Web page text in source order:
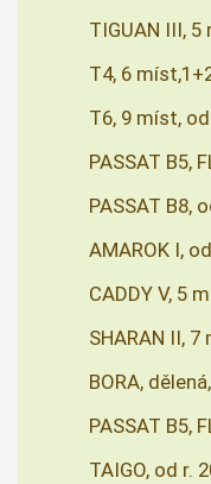
TIGUAN III,
T4, 6
T6, 9 míst,
PASSAT B5,
PASSAT B8,
AMAROK I,
CADDY V, 5
SHARAN II,
BORA,
PASSAT B5,
TAIGO, od r.